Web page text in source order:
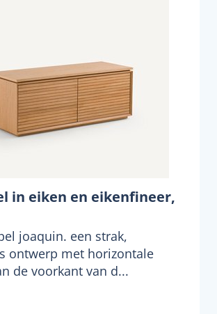
in eiken en eikenfineer,
joaquin. een strak,
ontwerp met horizontale
de voorkant van d...